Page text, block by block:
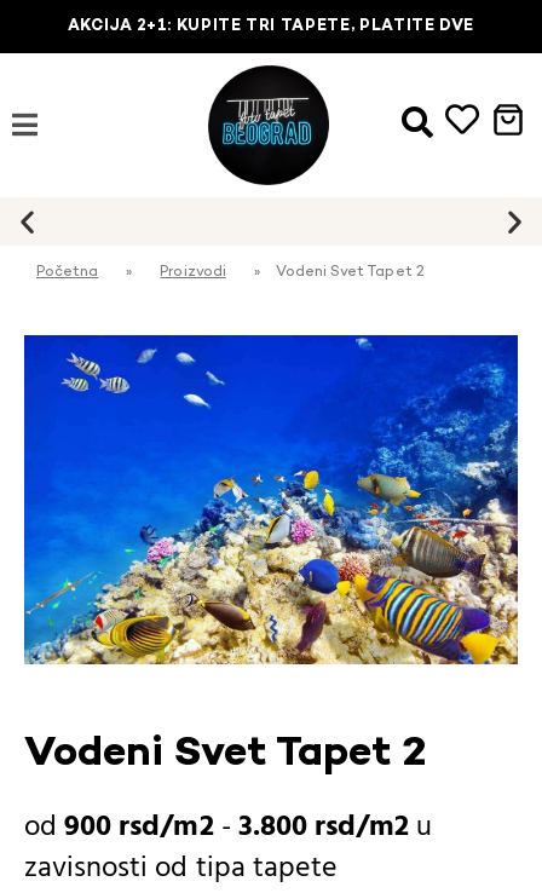
AKCIJA 2+1: KUPITE TRI TAPETE, PLATITE DVE
Početna » Proizvodi » Vodeni Svet Tapet 2
Vodeni Svet Tapet 2
900rsd -3.800rsd
u
zavisnosti od tipa tapete